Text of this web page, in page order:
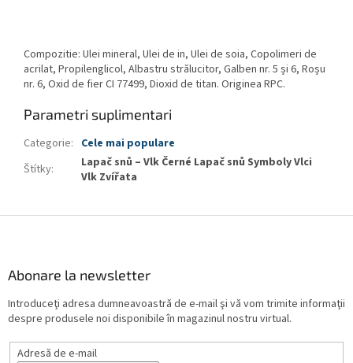
Compozitie: Ulei mineral, Ulei de in, Ulei de soia, Copolimeri de
acrilat, Propilenglicol, Albastru strălucitor, Galben nr. 5 și 6, Roșu
nr. 6, Oxid de fier CI 77499, Dioxid de titan. Originea RPC.
Parametri suplimentari
Categorie: Cele mai populare
Štítky:
Lapač snů – Vlk Černé Lapač snů Symboly Vlci
Vlk Zvířata
Abonare la newsletter
Introduceţi adresa dumneavoastră de e-mail şi vă vom trimite informaţii
despre produsele noi disponibile în magazinul nostru virtual.
Adresă de e-mail